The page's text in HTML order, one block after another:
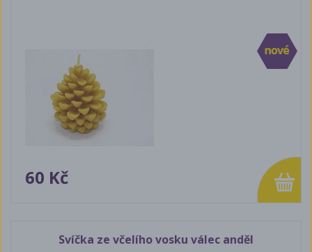
60 Kč
Svíčka ze včelího vosku válec anděl